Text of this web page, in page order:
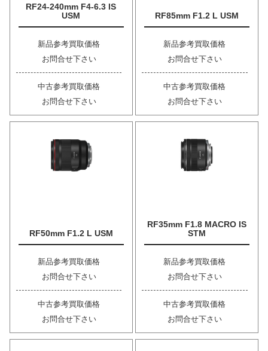
RF24-240mm F4-6.3 IS
USM
新品参考買取価格
お問合せ下さい
中古参考買取価格
お問合せ下さい
RF85mm F1.2 L USM
新品参考買取価格
お問合せ下さい
中古参考買取価格
お問合せ下さい
RF50mm F1.2 L USM
新品参考買取価格
お問合せ下さい
中古参考買取価格
お問合せ下さい
RF35mm F1.8 MACRO IS
STM
新品参考買取価格
お問合せ下さい
中古参考買取価格
お問合せ下さい